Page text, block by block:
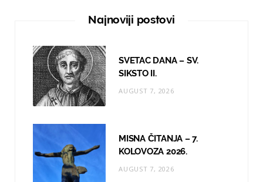
t
r
a
T
e
Najnoviji postovi
SVETAC DANA – SV.
SIKSTO II.
AUGUST 7, 2026
MISNA ČITANJA – 7.
KOLOVOZA 2026.
AUGUST 7, 2026